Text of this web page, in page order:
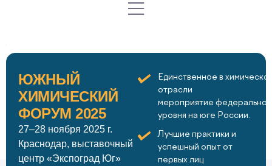
ЮЖНЫЙ
ХИМИЧЕСКИЙ
ФОРУМ 2025
27–28 ноября 2025 г.
Краснодар, выставочный
центр «Экспоград Юг»
Единственное в
отрасли
мероприятие
уровня на юге России.
Лучшие практики и
успешный опыт от
первых лиц